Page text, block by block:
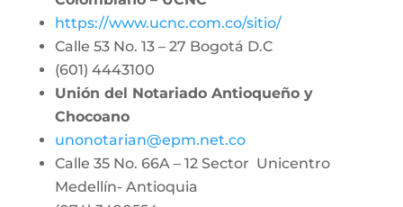
https://www.ucnc.com.co/sitio/
Calle 53 No. 13 – 27 Bogotá D.C
(601) 4443100
Unión del Notariado Antioqueño y
Chocoano
unonotarian@epm.net.co
Calle 35 No. 66A – 12 Sector Unicentro
Medellín- Antioquia